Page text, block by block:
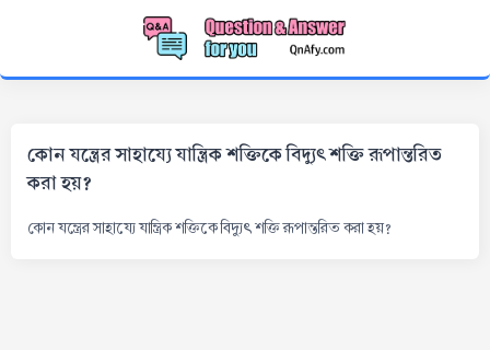
কোন যন্ত্রের সাহায্যে যান্ত্রিক শক্তিকে বিদ্যুৎ শক্তি রূপান্তরিত
করা হয়?
কোন যন্ত্রের সাহায্যে যান্ত্রিক শক্তিকে বিদ্যুৎ শক্তি রূপান্তরিত করা হয়?